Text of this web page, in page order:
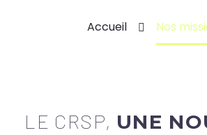
Accueil Nos
LE CRSP, UNE